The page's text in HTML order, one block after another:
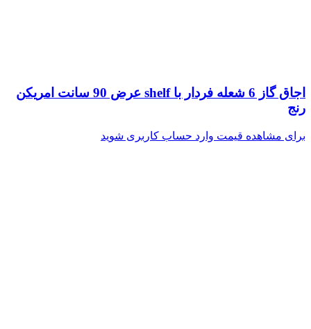
اجاق گاز 6 شعله فردار با shelf عرض 90 سانت امریکن
رنج
برای مشاهده قیمت وارد حساب کاربری شوید